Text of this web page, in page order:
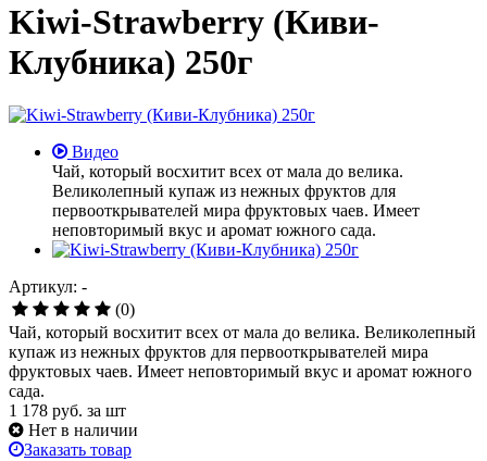
Kiwi-Strawberry (Киви-
Клубника) 250г
Видео
Чай, который восхитит всех от мала до велика.
Великолепный купаж из нежных фруктов для
первооткрывателей мира фруктовых чаев. Имеет
неповторимый вкус и аромат южного сада.
Артикул: -
(0)
Чай, который восхитит всех от мала до велика. Великолепный
купаж из нежных фруктов для первооткрывателей мира
фруктовых чаев. Имеет неповторимый вкус и аромат южного
сада.
1 178 руб. за шт
Нет в наличии
Заказать товар